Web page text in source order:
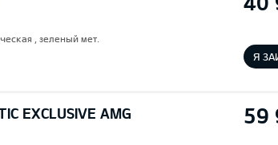
, зеленый мет.
Я
EXCLUSIVE AMG 59